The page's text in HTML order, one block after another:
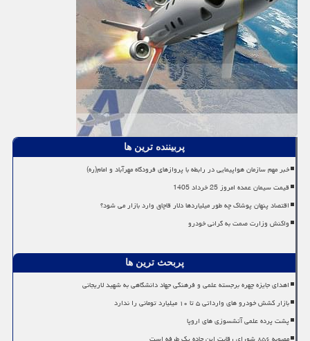
پربیننده ترین ها
خبر مهم سازمان هواپیمایی در رابطه با پروازهای فرودگاه مهرآباد و امام(ره)
قیمت سیمان عمده امروز 25 خرداد 1405
اقتصاد پنهان پوشاک چه طور میلیاردها دلار قاچاق وارد بازار می شود؟
واکنش وزارت صمت به گرانی خودرو
پربحث ترین ها
اهدای جایزه چهره برجسته علمی و فرهنگی جهاد دانشگاهی به شهید لاریجانی
بازار کشش خودرو های وارداتی ۵ تا ۱۰ میلیارد تومانی را ندارد
پشت پرده علمی آتشسوزی های اروپا